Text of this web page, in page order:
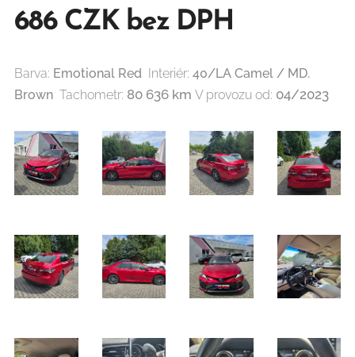
686 CZK bez DPH
Barva: Emotional Red Interiér: 40/LA Camel / MD.
Brown Tachometr: 80 636 km V provozu od: 04/2023